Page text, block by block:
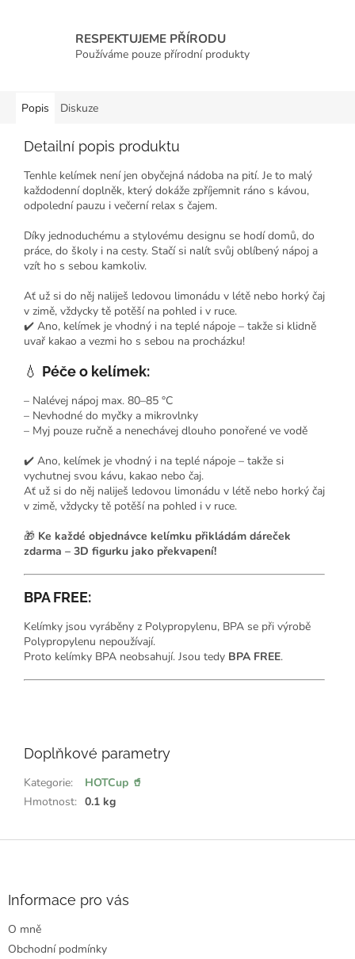
RESPEKTUJEME PŘÍRODU
Používáme pouze přírodní produkty
Popis Diskuze
Detailní popis produktu
Tenhle kelímek není jen obyčejná nádoba na pití. Je to malý
každodenní doplněk, který dokáže zpříjemnit ráno s kávou,
odpolední pauzu i večerní relax s čajem.
Díky jednoduchému a stylovému designu se hodí domů, do
práce, do školy i na cesty. Stačí si nalít svůj oblíbený nápoj a
vzít ho s sebou kamkoliv.
Ať už si do něj naliješ ledovou limonádu v létě nebo horký čaj
v zimě, vždycky tě potěší na pohled i v ruce.
✔️ Ano, kelímek je vhodný i na teplé nápoje – takže si klidně
uvař kakao a vezmi ho s sebou na procházku!
💧 Péče o kelímek:
– Nalévej nápoj max. 80–85 °C
– Nevhodné do myčky a mikrovlnky
– Myj pouze ručně a nenechávej dlouho ponořené ve vodě
✔️ Ano, kelímek je vhodný i na teplé nápoje – takže si
vychutnej svou kávu, kakao nebo čaj.
Ať už si do něj naliješ ledovou limonádu v létě nebo horký čaj
v zimě, vždycky tě potěší na pohled i v ruce.
🎁 Ke každé objednávce kelímku přikládám dáreček
zdarma – 3D figurku jako překvapení!
BPA FREE:
Kelímky jsou vyráběny z Polypropylenu, BPA se při výrobě
Polypropylenu nepoužívají.
Proto kelímky BPA neobsahují. Jsou tedy BPA FREE.
e
kDoplňkové parametry
Kategorie:
HOTCup 🥤
Hmotnost: 0.1 kg
Informace pro vás
O mně
Obchodní podmínky